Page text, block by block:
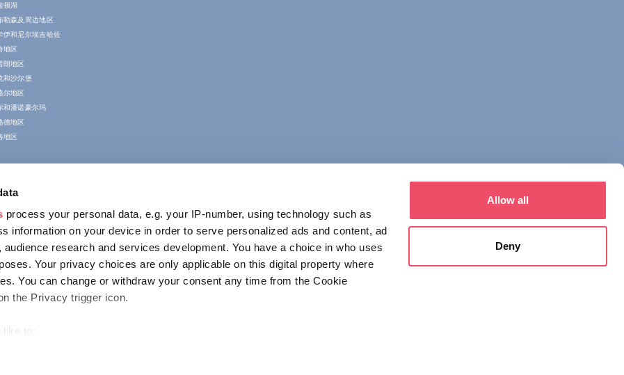
process your personal data, e.g. your IP-number, using technology such as
information on your device in order to serve personalized ads and content, ad
research and services development. You have a choice in who uses
Your privacy choices are only applicable on this digital property where
You can change or withdraw your consent any time from the Cookie
the Privacy trigger icon.
to:
scanning it for specific characteristics (fingerprinting)
Allow all
Deny
顿湖
勒森及周边地区
伊和尼尔埃吉哈佐
地区
朗地区
和沙尔堡
尔地区
和潘诺豪尔玛
德地区
地区
联系我们
utca 19